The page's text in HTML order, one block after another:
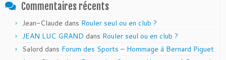
Commentaires récents
Jean-Claude dans Rouler seul ou en club ?
JEAN LUC GRAND dans Rouler seul ou en club ?
Salord dans Forum des Sports – Hommage à Bernard Piguet